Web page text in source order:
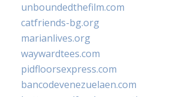
unboundedthefilm.com
catfriends-bg.org
marianlives.org
waywardtees.com
pidfloorsexpress.com
bancodevenezuelaen.com